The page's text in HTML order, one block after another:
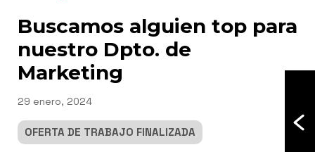
A
Buscamos alguien top para
nuestro Dpto. de
Marketing
Publicado
29 enero, 2024
OFERTA DE TRABAJO FINALIZADA